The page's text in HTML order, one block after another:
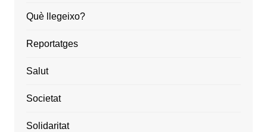
Què llegeixo?
Reportatges
Salut
Societat
Solidaritat